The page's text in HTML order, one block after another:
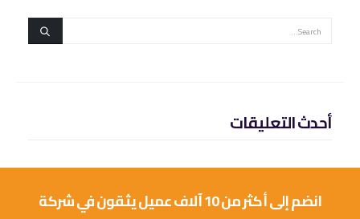
أحدث التعليقات
انضم إلى أكثر من 10 آلاف عميل يثقون في شركة